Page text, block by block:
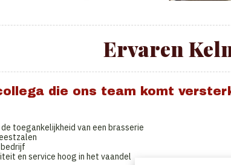
Ervaren
die ons team komt
toegankelijkheid van een brasserie
en service hoog in het vaandel